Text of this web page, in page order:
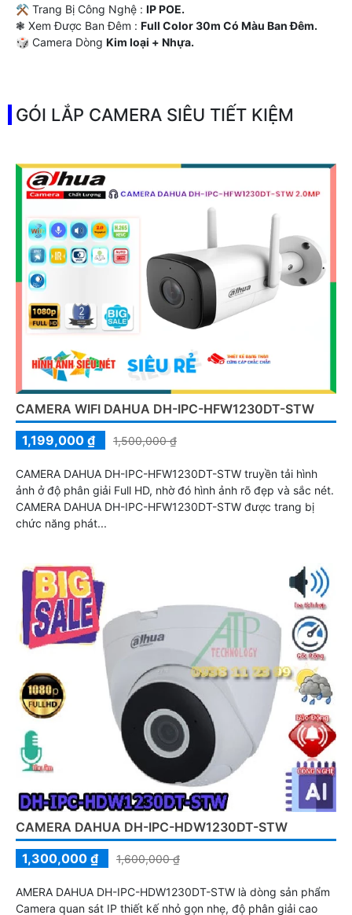
⚒ Trang Bị Công Nghệ : IP POE.
❃ Xem Được Ban Đêm : Full Color 30m Có Màu Ban Ðêm.
🎲 Camera Dòng Kim loại + Nhựa.
GÓI LẮP CAMERA SIÊU TIẾT KIỆM
CAMERA WIFI DAHUA DH-IPC-HFW1230DT-STW
1,199,000 ₫
1,500,000 ₫
CAMERA DAHUA DH-IPC-HFW1230DT-STW truyền tải hình
ảnh ở độ phân giải Full HD, nhờ đó hình ảnh rõ đẹp và sắc nét.
CAMERA DAHUA DH-IPC-HFW1230DT-STW được trang bị
chức năng phát...
CAMERA DAHUA DH-IPC-HDW1230DT-STW
1,300,000 ₫
1,600,000 ₫
AMERA DAHUA DH-IPC-HDW1230DT-STW là dòng sản phẩm
Camera quan sát IP thiết kế nhỏ gọn nhẹ, độ phân giải cao